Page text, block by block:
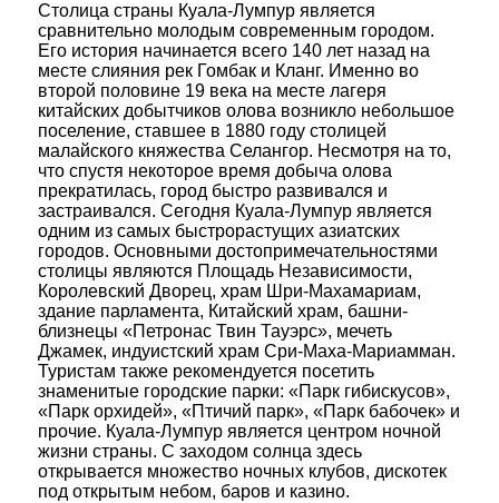
Столица страны Куала-Лумпур является
сравнительно молодым современным городом.
Его история начинается всего 140 лет назад на
месте слияния рек Гомбак и Кланг. Именно во
второй половине 19 века на месте лагеря
китайских добытчиков олова возникло небольшое
поселение, ставшее в 1880 году столицей
малайского княжества Селангор. Несмотря на то,
что спустя некоторое время добыча олова
прекратилась, город быстро развивался и
застраивался. Сегодня Куала-Лумпур является
одним из самых быстрорастущих азиатских
городов. Основными достопримечательностями
столицы являются Площадь Независимости,
Королевский Дворец, храм Шри-Махамариам,
здание парламента, Китайский храм, башни-
близнецы «Петронас Твин Тауэрс», мечеть
Джамек, индуистский храм Сри-Маха-Мариамман.
Туристам также рекомендуется посетить
знаменитые городские парки: «Парк гибискусов»,
«Парк орхидей», «Птичий парк», «Парк бабочек» и
прочие. Куала-Лумпур является центром ночной
жизни страны. С заходом солнца здесь
открывается множество ночных клубов, дискотек
под открытым небом, баров и казино.